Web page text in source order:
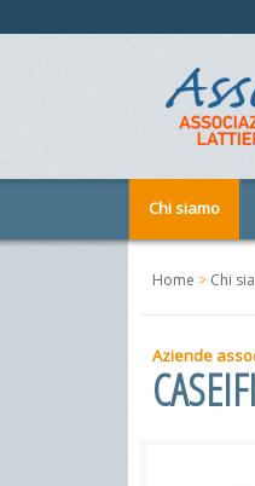
Chi siamo
Home > Chi
Aziende